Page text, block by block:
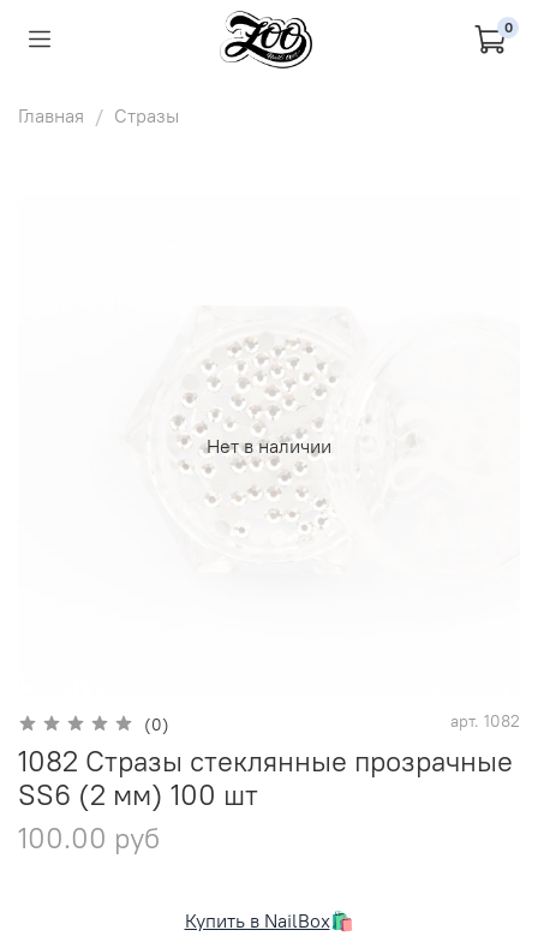
0
Главная Стразы
Нет в наличии
(0) арт. 1082
1082 Стразы стеклянные прозрачные
SS6 (2 мм) 100 шт
100.00 руб
Купить в NailBox🛍️